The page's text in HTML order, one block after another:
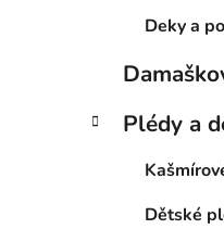
Deky a
Plédy a
Dětské